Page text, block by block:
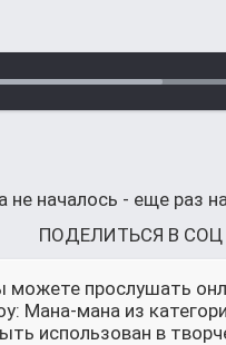
не началось - еще раз
ПОДЕЛИТЬСЯ В СОЦ
можете прослушать
Мана-мана из
использован в